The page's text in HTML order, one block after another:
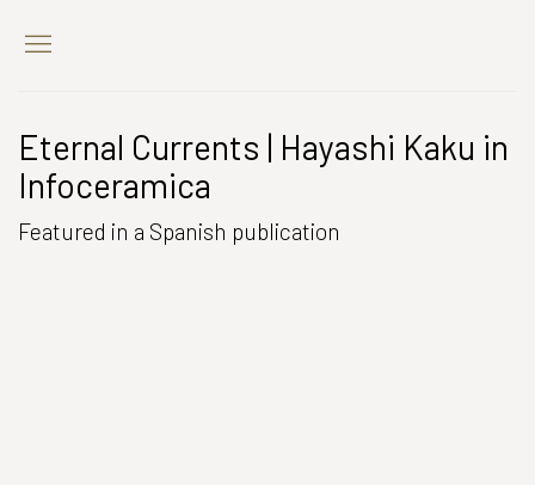
Eternal Currents | Hayashi Kaku in
Infoceramica
Featured in a Spanish publication